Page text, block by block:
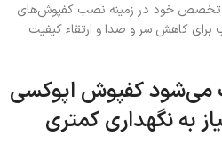
تخصص خود در زمینه نصب کفپوش‌های
برای کاهش سر و صدا و ارتقاء کیفیت
می‌شود کفپوش اپوکسی
به نگهداری کمتری